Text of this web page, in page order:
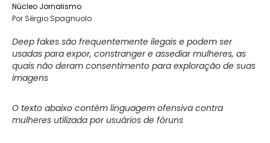
Núcleo Jornalismo
Por Sérgio Spagnuolo
Deep fakes são frequentemente ilegais e podem ser
usadas para expor, constranger e assediar mulheres, as
quais não deram consentimento para exploração de suas
imagens
O texto abaixo contém linguagem ofensiva contra
mulheres utilizada por usuários de fóruns